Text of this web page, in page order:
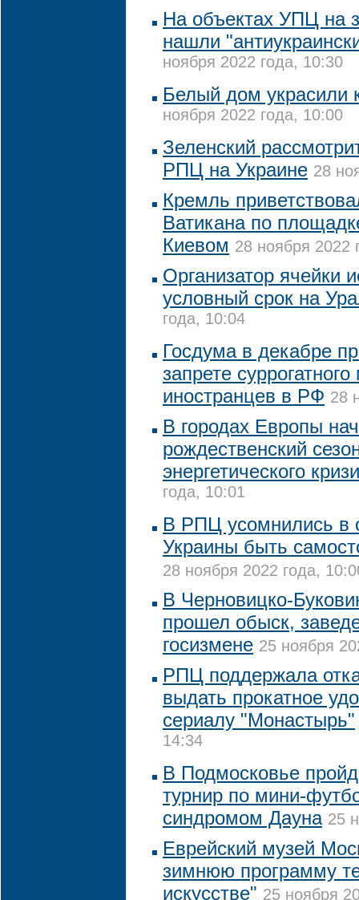
На объектах УПЦ на
нашли
ноября 2022 года, 10:30
Белый дом украсили
ноября 2022 года, 10:00
Зеленский
РПЦ на Украине 28
Кремль
Ватикана по
Киевом 28 ноября 2022
Организатор ячейки
условный срок на
года, 10:04
Госдума в декабре
запрете
иностранцев в РФ 28
В городах Европы
рождественский
энергетического
года, 10:01
В РПЦ усомнились в
Украины быть
28 ноября 2022 года,
В Черновицко-
прошел обыск,
госизмене 25 ноября
РПЦ поддержала
выдать прокатное
сериалу "Монастырь"
14:34
В Подмосковье
турнир по мини-
синдромом Дауна 25
Еврейский музей
зимнюю программу
искусстве" 25 ноября